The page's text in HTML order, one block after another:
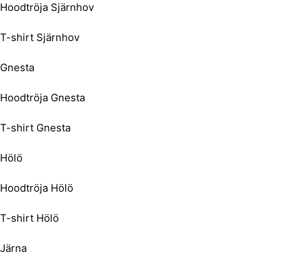
Hoodtröja Sjärnhov
T-shirt Sjärnhov
Gnesta
Hoodtröja Gnesta
T-shirt Gnesta
Hölö
Hoodtröja Hölö
T-shirt Hölö
Järna